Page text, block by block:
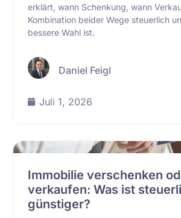
erklärt, wann Schenkung, wann
Kombination beider Wege steuerlich
bessere Wahl ist.
Daniel Feigl
Juli 1, 2026
Immobilie verschenken
verkaufen: Was ist
günstiger?